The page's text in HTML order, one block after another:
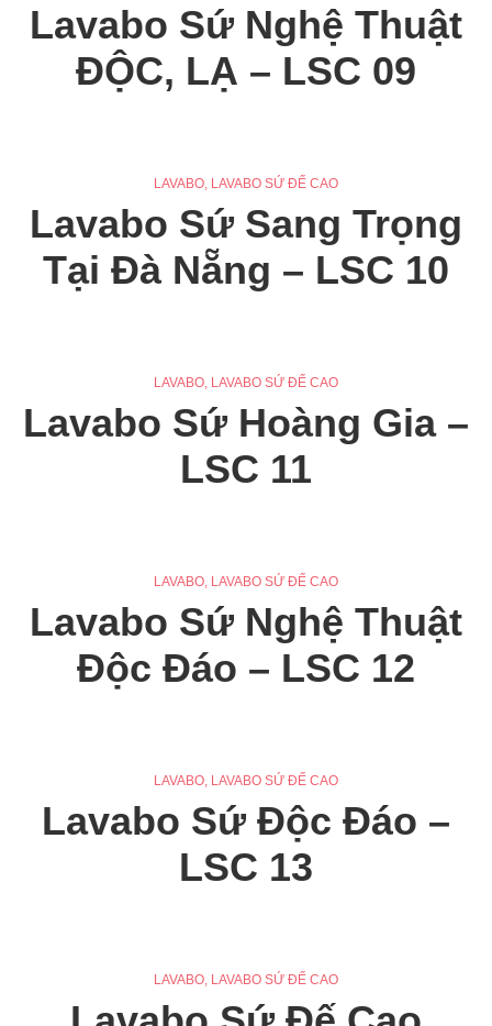
Lavabo Sứ Nghệ Thuật
ĐỘC, LẠ – LSC 09
LAVABO LAVABO SỨ ĐẾ CAO
Lavabo Sứ Sang Trọng
Tại Đà Nẵng – LSC 10
LAVABO LAVABO SỨ ĐẾ CAO
Lavabo Sứ Hoàng Gia –
LSC 11
LAVABO LAVABO SỨ ĐẾ CAO
Lavabo Sứ Nghệ Thuật
Độc Đáo – LSC 12
LAVABO LAVABO SỨ ĐẾ CAO
Lavabo Sứ Độc Đáo –
LSC 13
LAVABO LAVABO SỨ ĐẾ CAO